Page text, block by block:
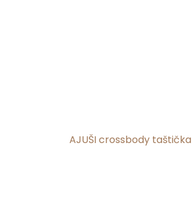
AJUŠI crossbody taštička